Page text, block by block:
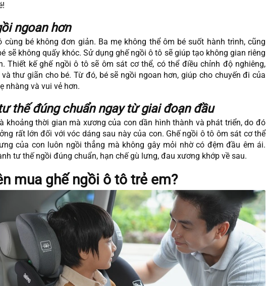
ngoan hơn
cùng bé không đơn giản. Ba mẹ không thể ôm bé suốt hành trình, cũng
sẽ không quấy khóc. Sử dụng ghế ngồi ô tô sẽ giúp tạo không gian riêng
Thiết kế ghế ngồi ô tô sẽ ôm sát cơ thể, có thể điều chỉnh độ nghiêng,
thư giãn cho bé. Từ đó, bé sẽ ngồi ngoan hơn, giúp cho chuyến đi của
nhàng và vui vẻ hơn.
thế đúng chuẩn ngay từ giai đoạn đầu
khoảng thời gian mà xương của con dần hình thành và phát triển, do đó
rất lớn đối với vóc dáng sau này của con. Ghế ngồi ô tô ôm sát cơ thể
của con luôn ngồi thẳng mà không gây mỏi nhờ có đệm đầu êm ái.
tư thế ngồi đúng chuẩn, hạn chế gù lưng, đau xương khớp về sau.
mua ghế ngồi ô tô trẻ em?